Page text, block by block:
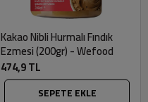
Kakao Nibli Hurmalı Fındık
Ezmesi (200gr) - Wefood
474,9 TL
SEPETE EKLE